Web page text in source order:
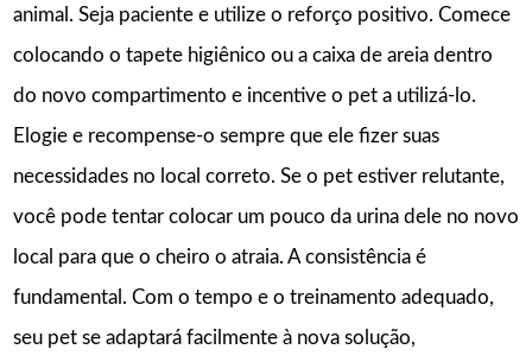
animal. Seja paciente e utilize o reforço positivo. Comece
colocando o tapete higiênico ou a caixa de areia dentro
do novo compartimento e incentive o pet a utilizá-lo.
Elogie e recompense-o sempre que ele fizer suas
necessidades no local correto. Se o pet estiver relutante,
você pode tentar colocar um pouco da urina dele no novo
local para que o cheiro o atraia. A consistência é
fundamental. Com o tempo e o treinamento adequado,
seu pet se adaptará facilmente à nova solução,